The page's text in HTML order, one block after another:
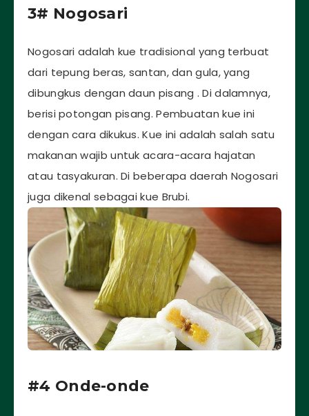
3# Nogosari
Nogosari adalah kue tradisional yang terbuat
dari tepung beras, santan, dan gula, yang
dibungkus dengan daun pisang . Di dalamnya,
berisi potongan pisang. Pembuatan kue ini
dengan cara dikukus. Kue ini adalah salah satu
makanan wajib untuk acara-acara hajatan
atau tasyakuran. Di beberapa daerah Nogosari
juga dikenal sebagai kue Brubi.
#4 Onde-onde